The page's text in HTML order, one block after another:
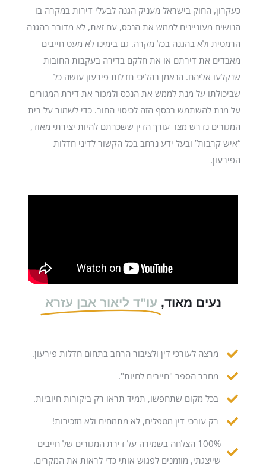
כעקרון, החוק בישראל מעניק הגנה לבעלי דירות במקרה בו
הנושים מעוניינים לממש את הנכס, עם זאת, לא מדובר בהגנה
הרמטית ולא בהגנה בכל מקרה. גם בימינו לא מעט חייבים
מאבדים את דירתם או את חלקם בדירה בעקבות החובות
שנקלעו אליהם. הנאמן בהליכי חדלות פירעון עושה כל
שביכולתו על מנת לממש את הנכס ולמכור את דירת המגורים
על מנת להשתמש בכסף הזה לכיסוי החוב. כדי לשמור על בית
המגורים נדרש מצד עורך הדין ששכרתם להיות יצירתי מאוד,
“איש קרבות” ובעל ידע נרחב בכל הקשור לדיני חדלות
הפירעון.
נעים מאוד, עו"ד ליאור אבן עזרא
מרצה לעורכי דין ולציבור הרחב בתחום חדלות פירעון.
מחבר הספר "חייבים לחיות".
בכל מקום שתחפשו, תמיד תראו רק ביקורות חיוביות.
רק עורכי דין מטפלים, לא מתמחים ולא מזכירות!
100% הצלחה בשמירה על דירת המגורים של חייבים
שייצגתי, מוזמנים לפגוש אותי כדי לראות את המקרים.